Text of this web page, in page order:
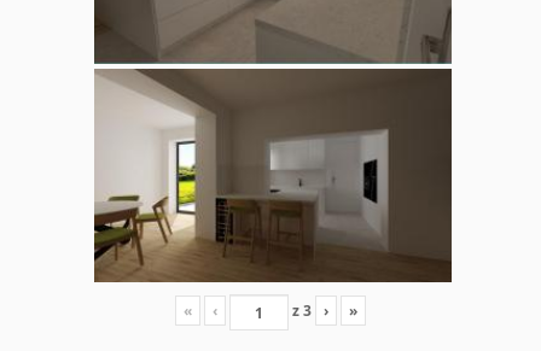
« ‹ z3 › »